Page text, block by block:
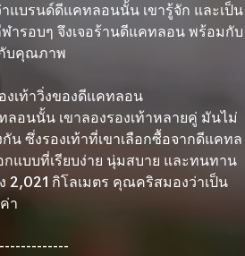
แบรนด์ดีแคทลอนนั้น เขารู้จัก และเป็น
ารอบๆ จึงเจอร้านดีแคทลอน พร้อมกับ
บคุณภาพ
เท้าวิ่งของดีแคทลอน
อนนั้น เขาลองรองเท้าหลายคู่ มันไม่
น ซึ่งรองเท้าที่เขาเลือกซื้อจากดีแคทล
แบบที่เรียบง่าย นุ่มสบาย และทนทาน
2,021 กิโลเมตร คุณคริสมองว่าเป็น
า